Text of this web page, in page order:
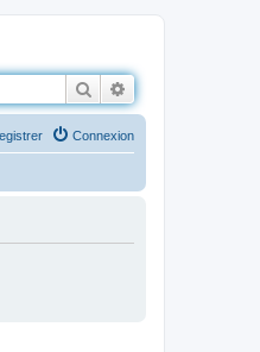
Rechercher
Connexion